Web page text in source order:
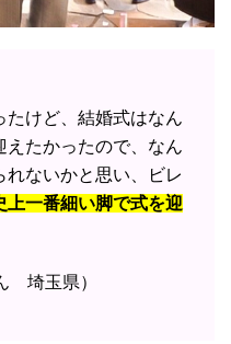
たけど、結婚式はなん
えたかったので、なん
れないかと思い、ビレ
上一番細い脚で式を迎
埼玉県）